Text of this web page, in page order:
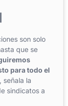
son solo
que se
para todo el
señala la
sindicatos a